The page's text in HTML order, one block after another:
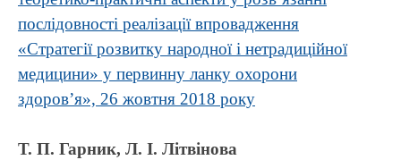
послідовності реалізації впровадження
«Стратегії розвитку народної і нетрадиційної
медицини» у первинну ланку охорони
здоров’я», 26 жовтня 2018 року
Т. П. Гарник, Л. І. Літвінова